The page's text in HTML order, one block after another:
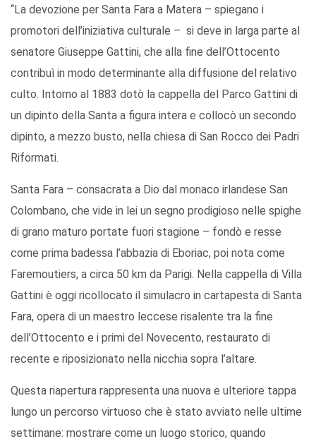
“La devozione per Santa Fara a Matera – spiegano i
promotori dell’iniziativa culturale – si deve in larga parte al
senatore Giuseppe Gattini, che alla fine dell’Ottocento
contribuì in modo determinante alla diffusione del relativo
culto. Intorno al 1883 dotò la cappella del Parco Gattini di
un dipinto della Santa a figura intera e collocò un secondo
dipinto, a mezzo busto, nella chiesa di San Rocco dei Padri
Riformati.
Santa Fara – consacrata a Dio dal monaco irlandese San
Colombano, che vide in lei un segno prodigioso nelle spighe
di grano maturo portate fuori stagione – fondò e resse
come prima badessa l’abbazia di Eboriac, poi nota come
Faremoutiers, a circa 50 km da Parigi. Nella cappella di Villa
Gattini è oggi ricollocato il simulacro in cartapesta di Santa
Fara, opera di un maestro leccese risalente tra la fine
dell’Ottocento e i primi del Novecento, restaurato di
recente e riposizionato nella nicchia sopra l’altare.
Questa riapertura rappresenta una nuova e ulteriore tappa
lungo un percorso virtuoso che è stato avviato nelle ultime
settimane: mostrare come un luogo storico, quando